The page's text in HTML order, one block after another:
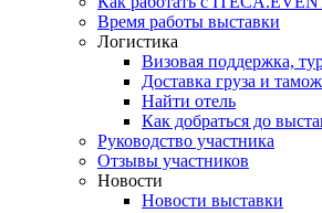
Время работы выставки
Логистика
Визовая поддержка,
Доставка груза и
Найти отель
Как добраться до
Руководство участника
Отзывы участников
Новости
Новости выставки